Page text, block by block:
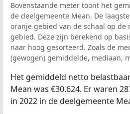
Bovenstaande meter toont het
de deelgemeente Mean. De
oranje gebied van de schaal op de
gebied. Deze zijn berekend op
naar hoog gesorteerd. Zoals de
(gewogen) gemiddelde, mediaan,
Het gemiddeld netto
Mean was €30.624. Er waren
in 2022 in de deelgemeente